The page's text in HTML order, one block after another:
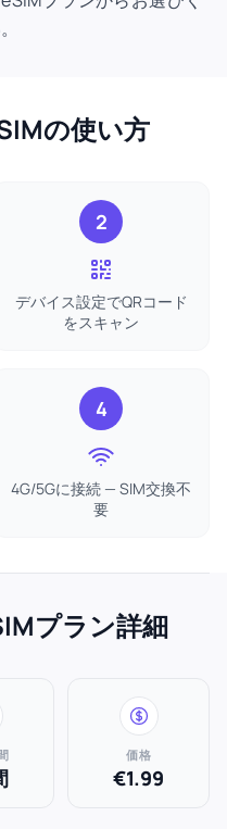
の使い方
2
デバイス設定でQRコード
をスキャン
4
4G/5Gに接続 — SIM交換不
要
プラン詳細
価格
€1.99